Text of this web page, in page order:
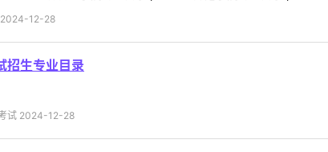
2024-12-28
招生专业目录
试 2024-12-28